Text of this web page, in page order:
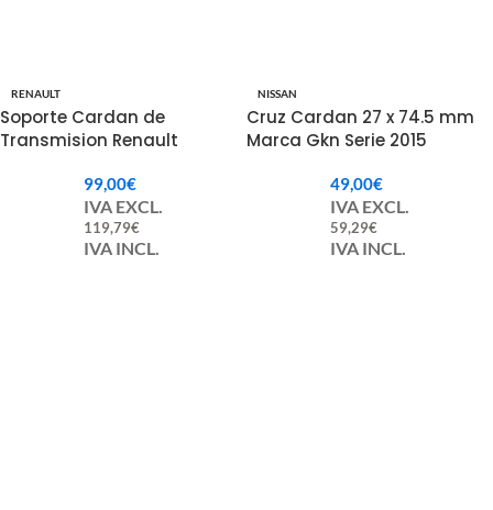
RENAULT
Soporte Cardan de
Transmision Renault
99,00€
IVA EXCL.
119,79€
IVA INCL.
NISSAN
Cruz Cardan 27 x 74.5 mm
Marca Gkn Serie 2015
49,00€
IVA EXCL.
59,29€
IVA INCL.